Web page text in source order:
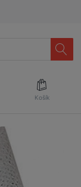
Košík